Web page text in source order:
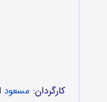
کارگردان: مسعود